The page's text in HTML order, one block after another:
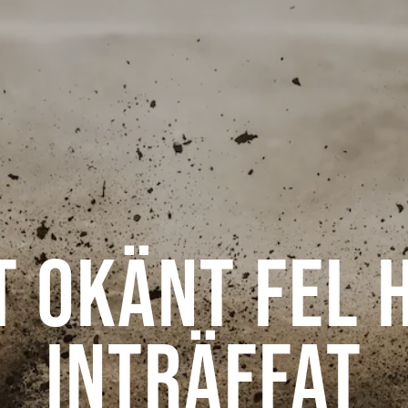
okänt fel
inträffat